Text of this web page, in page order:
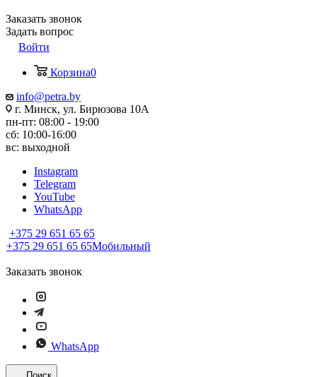
Заказать звонок
Задать вопрос
Войти
Корзина0
info@petra.by
г. Минск, ул. Бирюзова 10А
пн-пт: 08:00 - 19:00
сб: 10:00-16:00
вс: выходной
Instagram
Telegram
YouTube
WhatsApp
+375 29 651 65 65
+375 29 651 65 65Мобильный
Заказать звонок
WhatsApp